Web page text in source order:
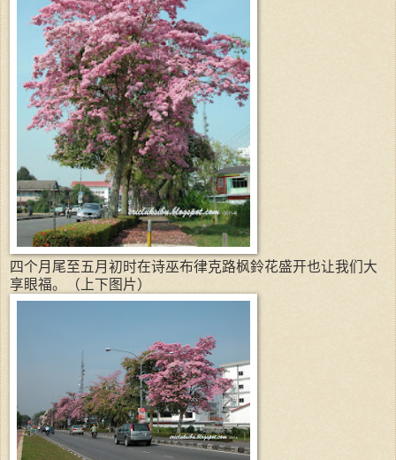
四个月尾至五月初时在诗巫布律克路枫鈴花盛开也让我们大
享眼福。（上下图片）